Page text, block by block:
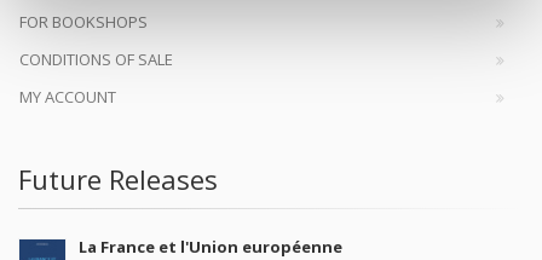
FOR BOOKSHOPS
CONDITIONS OF SALE
MY ACCOUNT
Future Releases
La France et l'Union européenne